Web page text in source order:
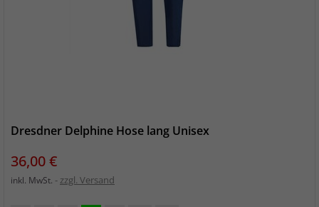
Dresdner Delphine Hose lang Unisex
Preis
36,00 €
inkl. MwSt. zzgl. Versand